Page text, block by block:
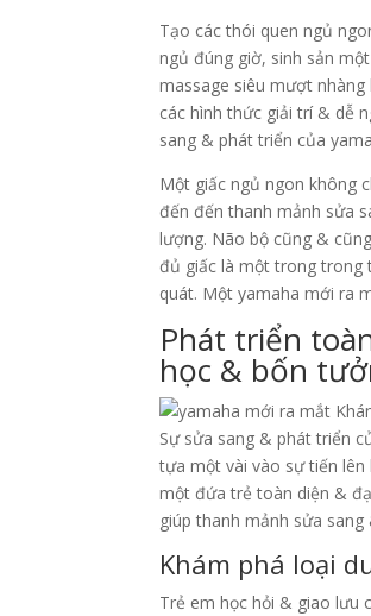
Tạo các thói quen ngủ
ngủ đúng giờ, sinh sản
massage siêu mượt
các hình thức giải trí & dễ
sang & phát triển của
Một giấc ngủ ngon không
đến đến thanh mảnh sửa
lượng. Não bộ cũng &
đủ giấc là một trong trong
quát. Một yamaha mới ra
Phát triển
học & bốn
Sự sửa sang & phát triển
tựa một vài vào sự tiến lên
một đứa trẻ toàn diện &
giúp thanh mảnh sửa
Khám phá loại
Trẻ em học hỏi & giao lưu